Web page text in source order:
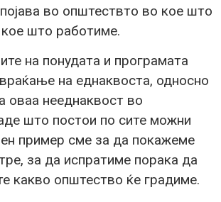
во општествто во кое што
што работиме.
на понудата и програмата
на еднаквоста, односно
оваа нееднаквост во
што постои по сите можни
пример сме за да покажеме
за да испратиме порака да
какво општество ќе градиме.